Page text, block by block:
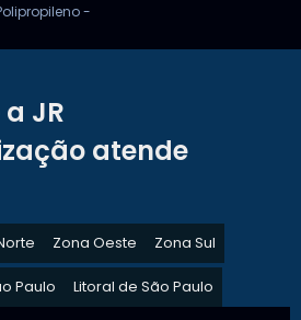
-
JR
atende
Zona Oeste Zona Sul
Paulo Litoral de São Paulo